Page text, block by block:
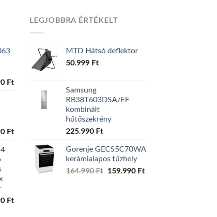
Ft.
FtCurrent
Ft.
FtCurrent
119.990 Ft.
FtCurrent
LEGJOBBRA ÉRTÉKELT
MTD Hátsó deflektor
50.999 Ft
Samsung
RB38T603DSA/EF
kombinált
hűtőszekrény
225.990 Ft
Gorenje GECS5C70WA
kerámialapos tűzhely
164.990Ft
Original
159.990 FtCurrent